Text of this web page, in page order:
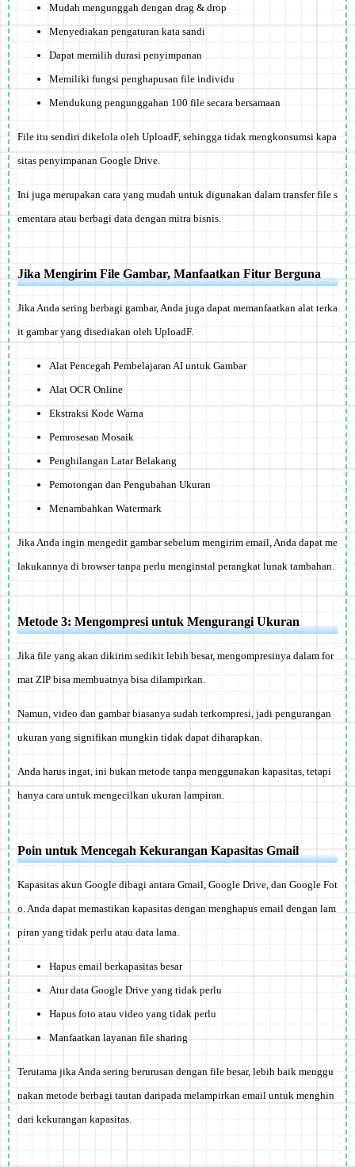
Mudah mengunggah dengan drag & drop
Menyediakan pengaturan kata sandi
Dapat memilih durasi penyimpanan
Memiliki fungsi penghapusan file individu
Mendukung pengunggahan 100 file secara bersamaan
File itu sendiri dikelola oleh UploadF, sehingga tidak mengkonsumsi kapa
sitas penyimpanan Google Drive.
Ini juga merupakan cara yang mudah untuk digunakan dalam transfer file s
ementara atau berbagi data dengan mitra bisnis.
Jika Mengirim File Gambar, Manfaatkan Fitur Berguna
Jika Anda sering berbagi gambar, Anda juga dapat memanfaatkan alat terka
it gambar yang disediakan oleh UploadF.
Alat Pencegah Pembelajaran AI untuk Gambar
Alat OCR Online
Ekstraksi Kode Warna
Pemrosesan Mosaik
Penghilangan Latar Belakang
Pemotongan dan Pengubahan Ukuran
Menambahkan Watermark
Jika Anda ingin mengedit gambar sebelum mengirim email, Anda dapat me
lakukannya di browser tanpa perlu menginstal perangkat lunak tambahan.
Metode 3: Mengompresi untuk Mengurangi Ukuran
Jika file yang akan dikirim sedikit lebih besar, mengompresinya dalam for
mat ZIP bisa membuatnya bisa dilampirkan.
Namun, video dan gambar biasanya sudah terkompresi, jadi pengurangan
ukuran yang signifikan mungkin tidak dapat diharapkan.
Anda harus ingat, ini bukan metode tanpa menggunakan kapasitas, tetapi
hanya cara untuk mengecilkan ukuran lampiran.
Poin untuk Mencegah Kekurangan Kapasitas Gmail
Kapasitas akun Google dibagi antara Gmail, Google Drive, dan Google Fot
o. Anda dapat memastikan kapasitas dengan menghapus email dengan lam
piran yang tidak perlu atau data lama.
Hapus email berkapasitas besar
Atur data Google Drive yang tidak perlu
Hapus foto atau video yang tidak perlu
Manfaatkan layanan file sharing
Terutama jika Anda sering berurusan dengan file besar, lebih baik menggu
nakan metode berbagi tautan daripada melampirkan email untuk menghin
dari kekurangan kapasitas.